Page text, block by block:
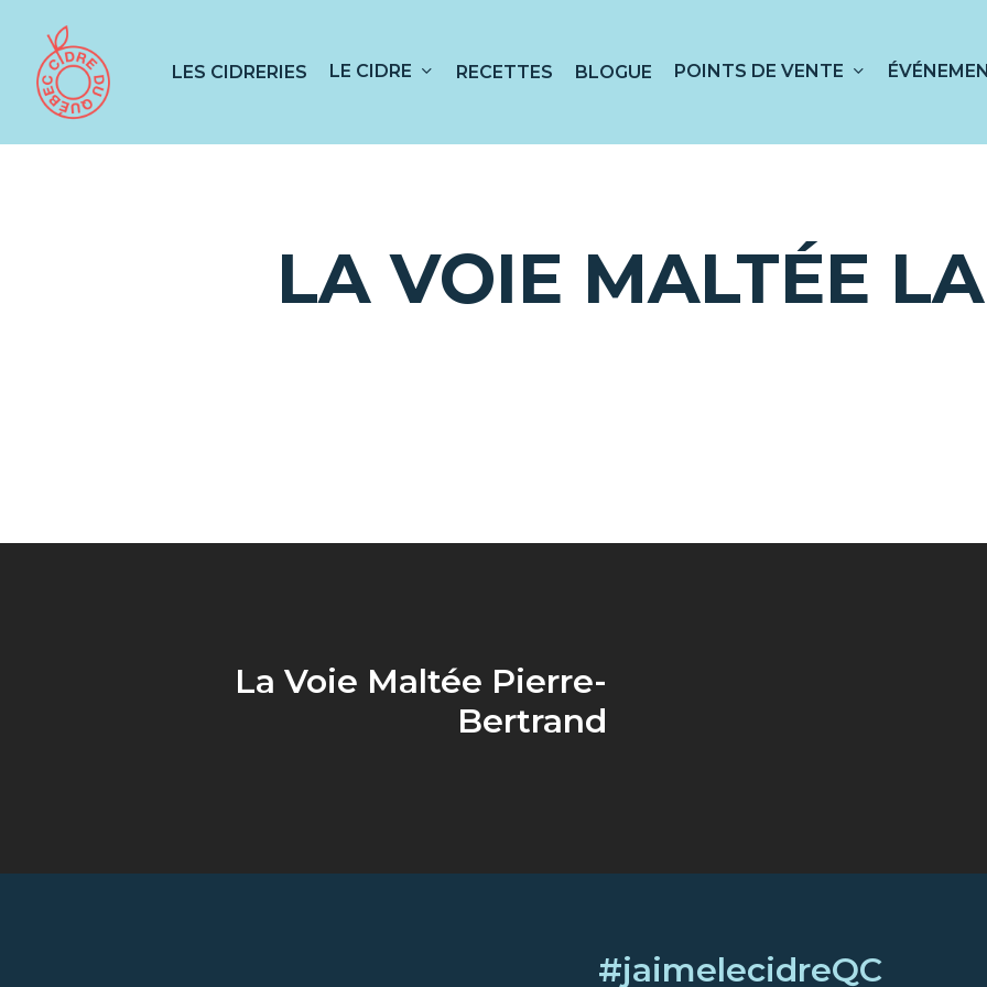
main
content
LES CIDRERIES LE CIDRE RECETTES BLOGUE POINTS DE VENTE
LA VOIE MALTÉE
La Voie Maltée Pierre-
Bertrand
#jaimelecidreQC